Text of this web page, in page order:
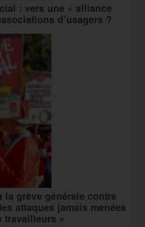
: vers une « alliance
d’usagers ?
la grève générale contre
attaques jamais menées
travailleurs »